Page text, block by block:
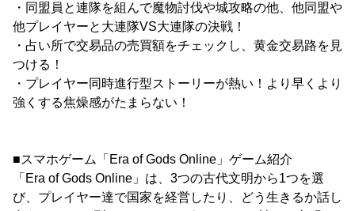
・同盟員と連隊を組んで魔物討伐や城攻略の他、他同盟や
他プレイヤーと大連隊VS大連隊の決戦！
・占い所で交易品の売買額をチェックし、黄金交易路を見
つける！
・プレイヤー同時進行型ストーリーが熱い！より早くより
強くする焦燥感がたまらない！
■スマホゲーム「Era of Gods Online」ゲーム紹介
「Era of Gods Online」は、3つの古代文明から1つを選
び、プレイヤー達で国家を経営したり、どう生きるか話し